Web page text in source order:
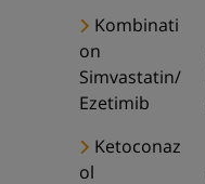
Kombinati
on
Simvastatin/
Ezetimib
Ketoconaz
ol